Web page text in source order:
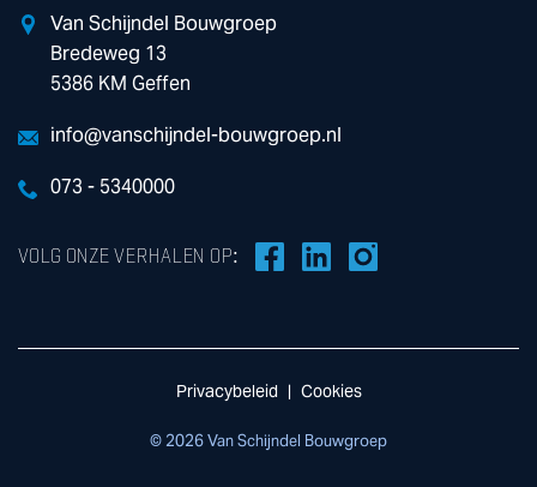
Van Schijndel Bouwgroep
Bredeweg 13
5386 KM Geffen
info@vanschijndel-bouwgroep.nl
073 - 5340000
VOLG ONZE VERHALEN OP:
Privacybeleid Cookies
© 2026 Van Schijndel Bouwgroep